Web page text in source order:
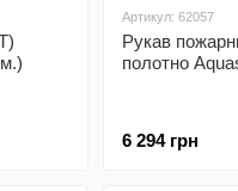
Артикул: 62057
Рукав
полотно
6 294 грн